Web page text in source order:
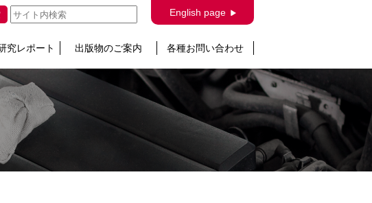
English page
究レポート 出版物のご案内 各種お問い合わせ